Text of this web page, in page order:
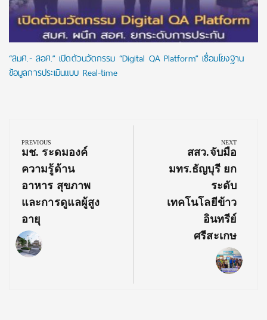
“สมศ.- สอศ.” เปิดตัวนวัตกรรม “Digital QA Platform” เชื่อมโยงฐาน
ข้อมูลการประเมินแบบ Real-time
navigation
PREVIOUS
Previous
Post:
มช. ระดมองค์
ความรู้ด้าน
อาหาร สุขภาพ
และการดูแลผู้สูง
อายุ
NEXT
Next
Post:
สสว.จับมือ
มทร.ธัญบุรี ยก
ระดับ
เทคโนโลยีข้าว
อินทรีย์
ศรีสะเกษ